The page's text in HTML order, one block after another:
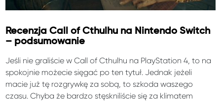
Recenzja Call of Cthulhu na Nintendo Switch
– podsumowanie
Jeśli nie graliście w Call of Cthulhu na PlayStation 4, to na
spokojnie możecie sięgać po ten tytuł. Jednak jeżeli
macie już tę rozgrywkę za sobą, to szkoda waszego
czasu. Chyba że bardzo stęskniliście się za klimatem